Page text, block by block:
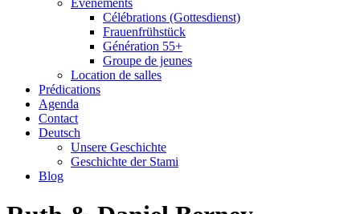
Evènements
Célébrations (Gottesdienst)
Frauenfrühstück
Génération 55+
Groupe de jeunes
Location de salles
Prédications
Agenda
Contact
Deutsch
Unsere Geschichte
Geschichte der Stami
Blog